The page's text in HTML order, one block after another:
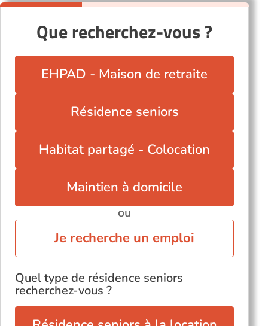
Que recherchez-vous ?
EHPAD - Maison de retraite
Résidence seniors
Habitat partagé - Colocation
Maintien à domicile
ou
Je recherche un emploi
Quel type de résidence seniors
recherchez-vous ?